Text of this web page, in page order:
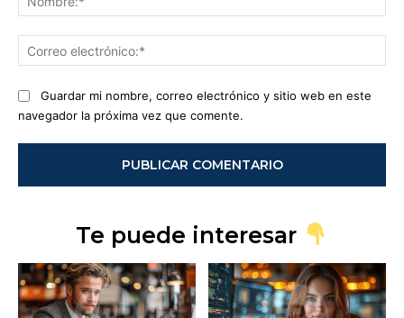
Guardar mi nombre, correo electrónico y sitio web en este
navegador la próxima vez que comente.
Te puede interesar